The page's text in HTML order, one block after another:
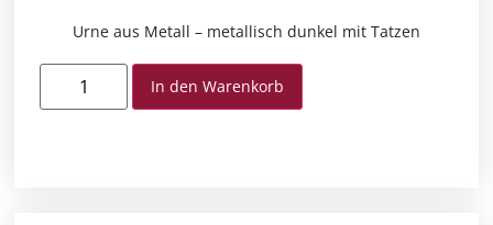
Urne aus Metall – metallisch dunkel mit Tatzen
In den Warenkorb